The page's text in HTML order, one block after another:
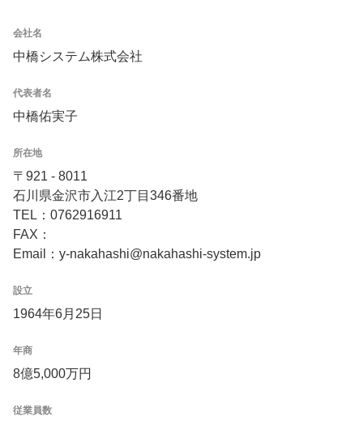
会社名
中橋システム株式会社
代表者名
中橋佑実子
所在地
〒921 - 8011
石川県金沢市入江2丁目346番地
TEL：0762916911
FAX：
Email：y-nakahashi@nakahashi-system.jp
設立
1964年6月25日
年商
8億5,000万円
従業員数